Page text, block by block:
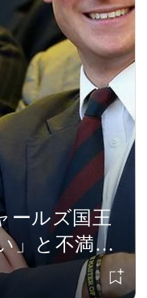
ールズ国王
」と不満を
タビューに